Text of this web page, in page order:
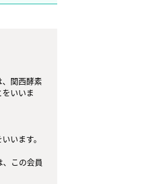
、関西酵素
いいま
います。
、この会員